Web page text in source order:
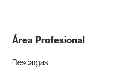
Área Profesional
Descargas